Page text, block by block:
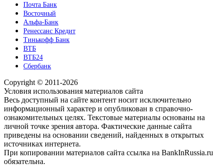
Почта Банк
Восточный
Альфа-Банк
Ренессанс Кредит
Тинькофф Банк
ВТБ
ВТБ24
Сбербанк
Copyright © 2011-2026
Условия использования материалов сайта
Весь доступный на сайте контент носит исключительно
информационный характер и опубликован в справочно-
ознакомительных целях. Текстовые материалы основаны на
личной точке зрения автора. Фактические данные сайта
приведены на основании сведений, найденных в открытых
источниках интернета.
При копировании материалов сайта ссылка на BankInRussia.ru
обязательна.